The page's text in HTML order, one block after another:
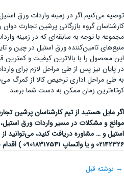
توصیه می‌کنیم اگر در زمینه واردات ورق استیل
کارشناسان گروه بازرگانی پرشین تجارت دوان
مجموعه با توجه به سابقه‌ای که در زمینه
منبع‌های تامین‌کننده ورق استیل در چین و
این محصول را با بالاترین کیفیت و کمترین
در پایان نیز پس از طی مراحل لازم برای
به طی مراحل اداری ترخیص کالا از کمرگ
کوتاه‌ترین زمان ممکن به دست شما برسد.
اگر مایل هستید از تیم کارشناسان پرشین
موانع و مشکلات در مسیر واردات ورق
استیل و … مشاوره دریافت کنید، می‌توانید
02142326 و یا واتساپ 09018317541 ) اقدام نمایید
→ نوشته قبل